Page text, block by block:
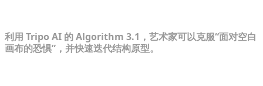
利用 Tripo AI 的 Algorithm 3.1，艺术家可以克服“面对空白
画布的恐惧”，并快速迭代结构原型。